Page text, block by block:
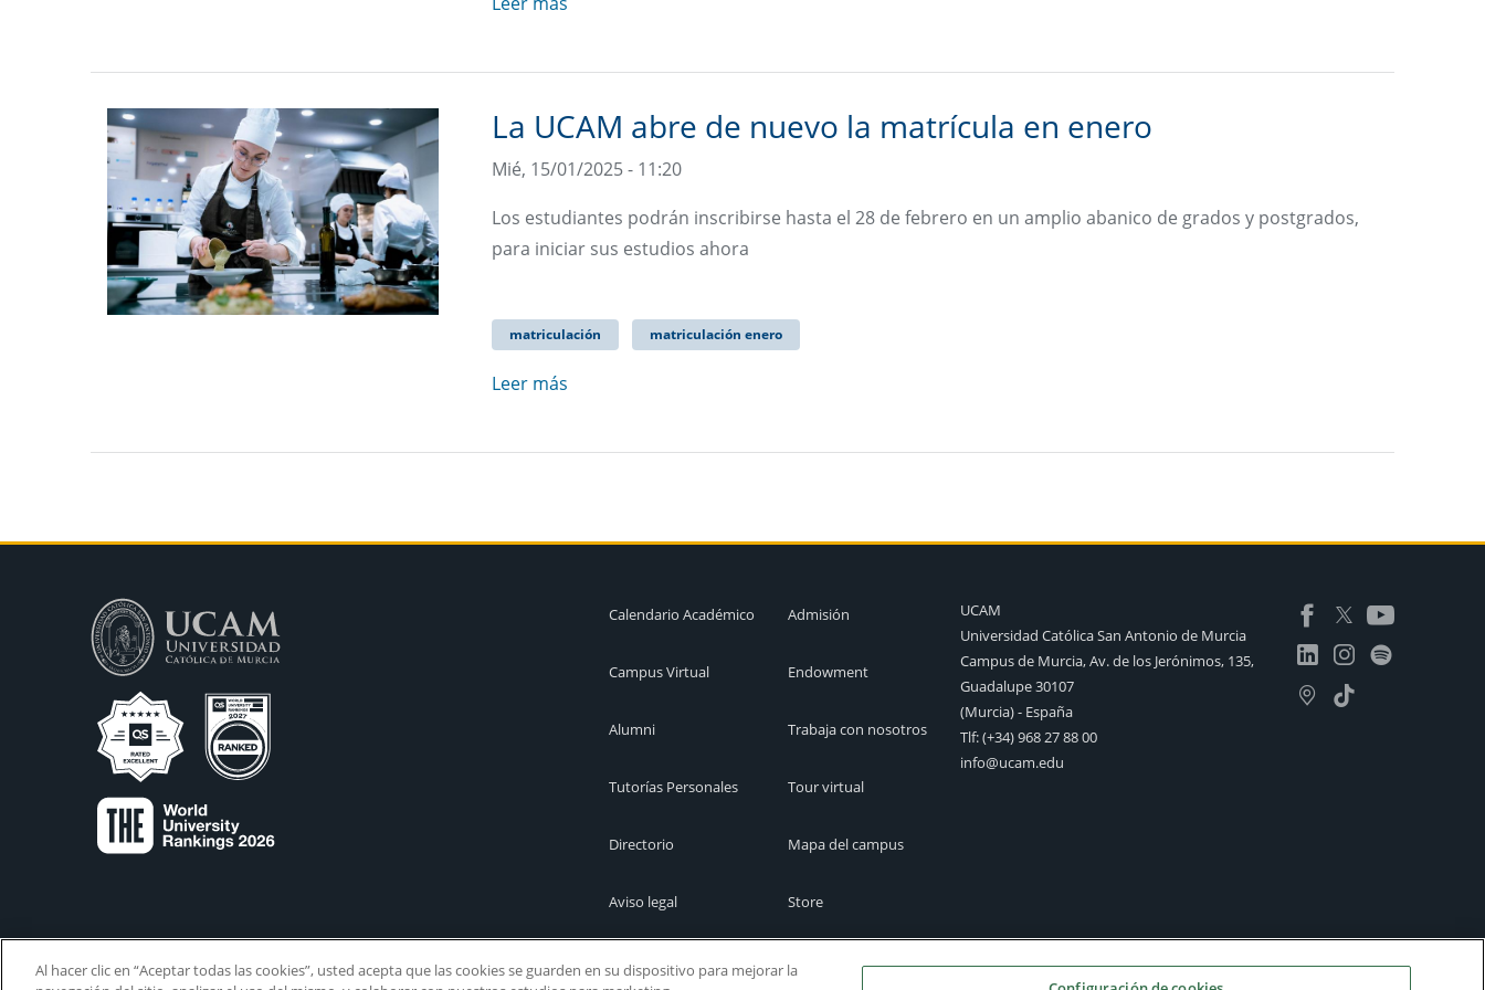
La UCAM abre de nuevo la matrícula en enero
Mié, 15/01/2025 - 11:20
Los estudiantes podrán inscribirse hasta el 28 de febrero en un amplio abanico de grados y postgrados,
para iniciar sus estudios ahora
matriculación matriculación enero
Leer más
Calendario Académico
Campus Virtual
Alumni
Tutorías Personales
Directorio
Aviso legal
Admisión
Endowment
Trabaja con nosotros
Tour virtual
Mapa del campus
Store
UCAM
Universidad Católica San Antonio de Murcia
Campus de Murcia, Av. de los Jerónimos, 135,
Guadalupe 30107
(Murcia) - España
Tlf:(+34) 968 27 88 00
info@ucam.edu
Al hacer clic en “Aceptar todas las cookies”, usted acepta que las cookies se guarden en su dispositivo para mejorar la